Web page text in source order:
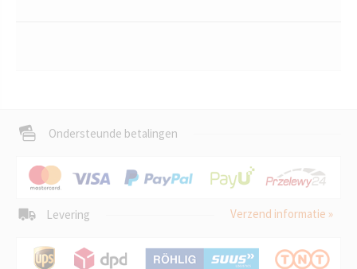
Ondersteunde betalingen
Levering Verzend informatie »